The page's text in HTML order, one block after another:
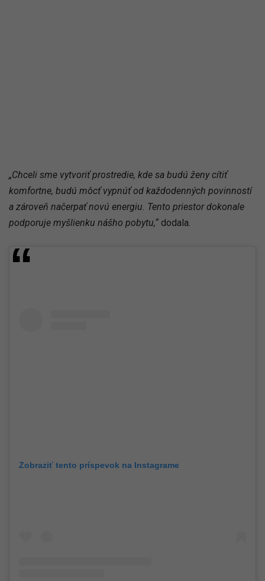
„Chceli sme vytvoriť prostredie, kde sa budú ženy cítiť
komfortne, budú môcť vypnúť od každodenných povinností
a zároveň načerpať novú energiu. Tento priestor dokonale
podporuje myšlienku nášho pobytu,“ dodala.
Zobraziť tento príspevok na Instagrame